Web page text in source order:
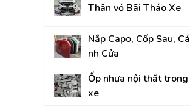
Thân vỏ Bãi Tháo Xe
Nắp Capo, Cốp Sau, Cá
nh Cửa
Ốp nhựa nội thất trong
xe